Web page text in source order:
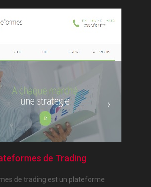
de Trading
de trading est un plateforme